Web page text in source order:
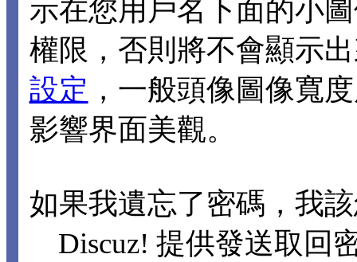
示在您用戶名下面的小
權限，否則將不會顯示
設定 ，一般頭像圖像寬
影響界面美觀。
如果我遺忘了密碼，我
Discuz! 提供發送取回